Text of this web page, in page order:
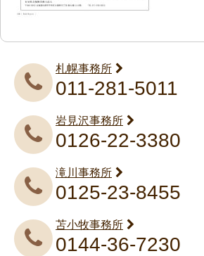
札幌事務所
011-281-5011
岩見沢事務所
0126-22-3380
滝川事務所
0125-23-8455
苫小牧事務所
0144-36-7230